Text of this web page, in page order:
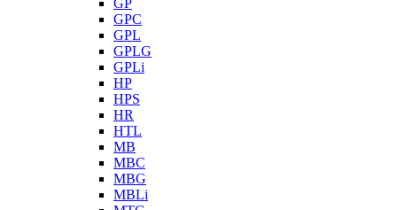
GP
GPC
GPL
GPLG
GPLi
HP
HPS
HR
HTL
MB
MBC
MBG
MBLi